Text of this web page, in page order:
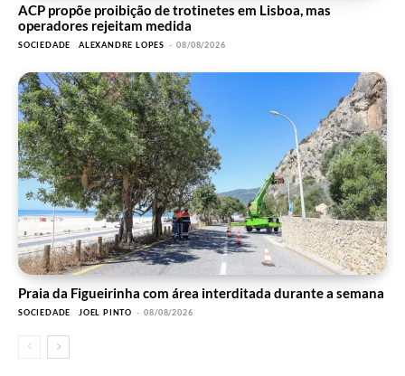
ACP propõe proibição de trotinetes em Lisboa, mas
operadores rejeitam medida
SOCIEDADE ALEXANDRE LOPES - 08/08/2026
Praia da Figueirinha com área interditada durante a semana
SOCIEDADE JOEL PINTO - 08/08/2026